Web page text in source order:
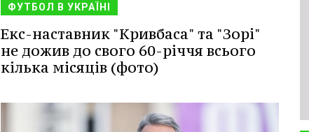
ФУТБОЛ В УКРАЇНІ
Екс-наставник "Кривбаса" та "Зорі"
не дожив до свого 60-річчя всього
кілька місяців (фото)